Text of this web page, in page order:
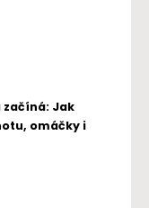
začíná: Jak
omáčky i